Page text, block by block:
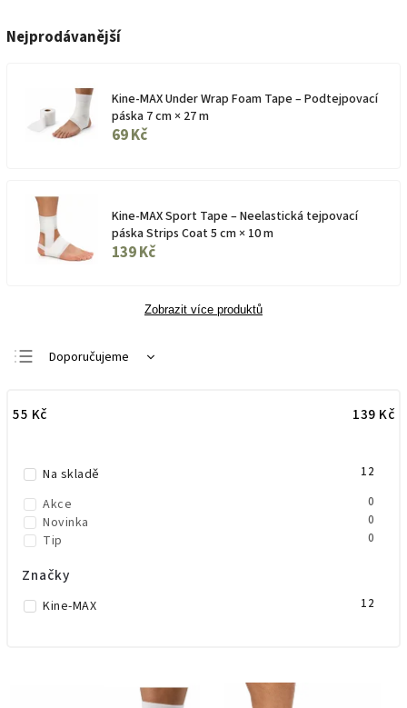
Nejprodávanější
Kine-MAX Under Wrap Foam Tape – Podtejpovací
páska 7 cm × 27 m
69 Kč
Kine-MAX Sport Tape – Neelastická tejpovací
páska Strips Coat 5 cm × 10 m
139 Kč
Zobrazit více produktů
Doporučujeme
Abecedně
55 Kč 139 Kč
Na skladě 12
Akce 0
Novinka 0
Tip 0
Značky
Kine-MAX 12